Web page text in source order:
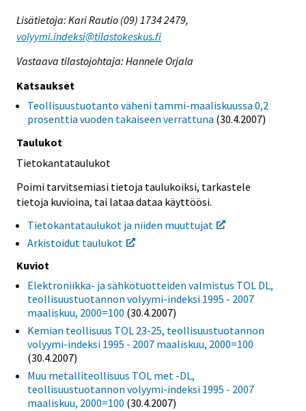
Lisätietoja: Kari Rautio (09) 1734 2479,
volyymi.indeksi@tilastokeskus.fi
Vastaava tilastojohtaja: Hannele Orjala
Katsaukset
Teollisuustuotanto väheni tammi-maaliskuussa 0,2
prosenttia vuoden takaiseen verrattuna (30.4.2007)
Taulukot
Tietokantataulukot
Poimi tarvitsemiasi tietoja taulukoiksi, tarkastele
tietoja kuvioina, tai lataa dataa käyttöösi.
Tietokantataulukot ja niiden muuttujat
Arkistoidut taulukot
Kuviot
Elektroniikka- ja sähkötuotteiden valmistus TOL DL,
teollisuustuotannon volyymi-indeksi 1995 - 2007
maaliskuu, 2000=100 (30.4.2007)
Kemian teollisuus TOL 23-25, teollisuustuotannon
volyymi-indeksi 1995 - 2007 maaliskuu, 2000=100
(30.4.2007)
Muu metalliteollisuus TOL met -DL,
teollisuustuotannon volyymi-indeksi 1995 - 2007
maaliskuu, 2000=100 (30.4.2007)